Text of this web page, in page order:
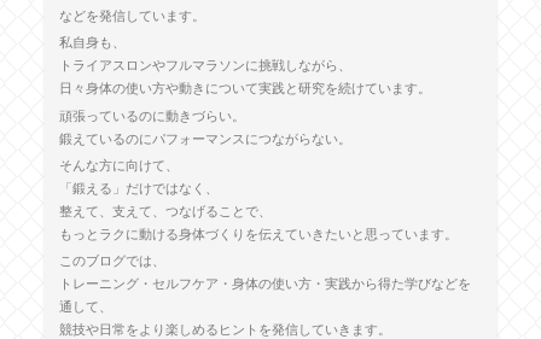
などを発信しています。
私自身も、
トライアスロンやフルマラソンに挑戦しながら、
日々身体の使い方や動きについて実践と研究を続けています。
頑張っているのに動きづらい。
鍛えているのにパフォーマンスにつながらない。
そんな方に向けて、
「鍛える」だけではなく、
整えて、支えて、つなげることで、
もっとラクに動ける身体づくりを伝えていきたいと思っています。
このブログでは、
トレーニング・セルフケア・身体の使い方・実践から得た学びなどを
通して、
競技や日常をより楽しめるヒントを発信していきます。